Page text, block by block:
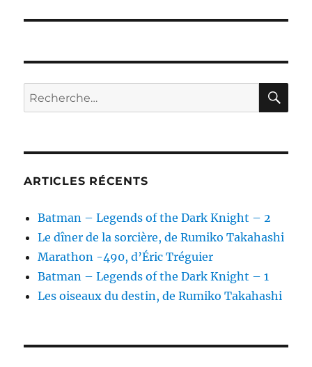
Recherche
pour :
ARTICLES RÉCENTS
Batman – Legends of the Dark Knight – 2
Le dîner de la sorcière, de Rumiko Takahashi
Marathon -490, d’Éric Tréguier
Batman – Legends of the Dark Knight – 1
Les oiseaux du destin, de Rumiko Takahashi